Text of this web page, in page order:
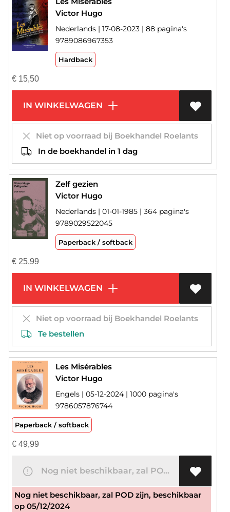
Victor Hugo
Nederlands | 17-08-2023 | 88 pagina's
9789086967353
Hardback
€15,50
IN WINKELWAGEN
Niet op voorraad bij Boekhandel Roelants
In de boekhandel in 1 dag
Zelf gezien
Victor Hugo
Nederlands | 01-01-1985 | 364 pagina's
9789029522045
Paperback / softback
€25,99
IN WINKELWAGEN
Niet op voorraad bij Boekhandel Roelants
Te bestellen
Les Misérables
Victor Hugo
Engels | 05-12-2024 | 1000 pagina's
9786057876744
Paperback / softback
€49,99
Nog niet beschikbaar, zal POD zijn
Nog niet beschikbaar, zal POD zijn, beschikbaar
op 05/12/2024